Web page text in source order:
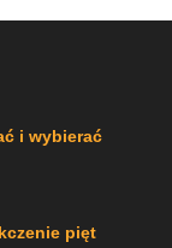
i wybierać
pięt